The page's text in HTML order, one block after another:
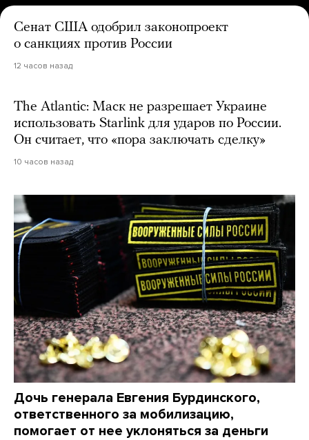
Сенат США одобрил законопроект
о санкциях против России
12 часов назад
The Atlantic: Маск не разрешает Украине
использовать Starlink для ударов по России.
Он считает, что «пора заключать сделку»
10 часов назад
Дочь генерала Евгения Бурдинского,
ответственного за мобилизацию,
помогает от нее уклоняться за деньги